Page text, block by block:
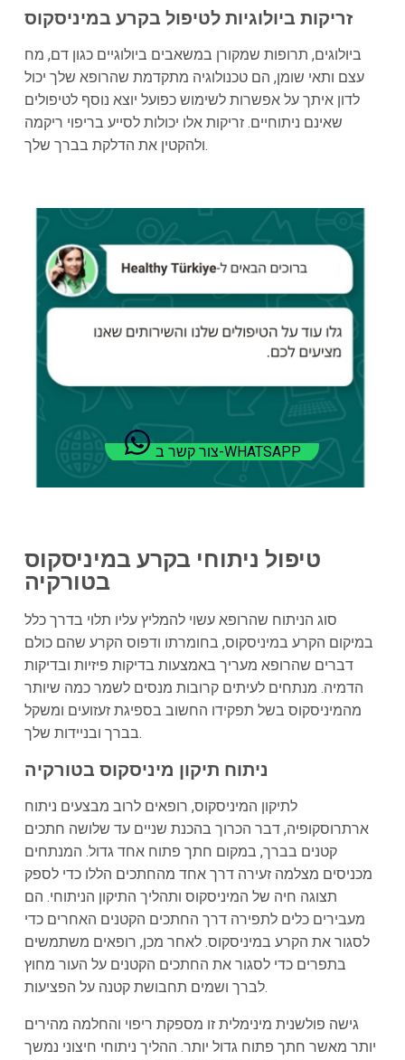
זריקות ביולוגיות לטיפול בקרע במיניסקוס
ביולוגים, תרופות שמקורן במשאבים ביולוגיים כגון דם, מח
עצם ותאי שומן, הם טכנולוגיה מתקדמת שהרופא שלך יכול
לדון איתך על אפשרות לשימוש כפועל יוצא נוסף לטיפולים
שאינם ניתוחיים. זריקות אלו יכולות לסייע בריפוי ריקמה
ולהקטין את הדלקת בברך שלך.
צור קשר ב-WHATSAPP
טיפול ניתוחי בקרע במיניסקוס
בטורקיה
סוג הניתוח שהרופא עשוי להמליץ עליו תלוי בדרך כלל
במיקום הקרע במיניסקוס, בחומרתו ודפוס הקרע שהם כולם
דברים שהרופא מעריך באמצעות בדיקות פיזיות ובדיקות
הדמיה. מנתחים לעיתים קרובות מנסים לשמר כמה שיותר
מהמיניסקוס בשל תפקידו החשוב בספיגת זעזועים ומשקל
בברך ובניידות שלך.
ניתוח תיקון מיניסקוס בטורקיה
לתיקון המיניסקוס, רופאים לרוב מבצעים ניתוח
ארתרוסקופיה, דבר הכרוך בהכנת שניים עד שלושה חתכים
קטנים בברך, במקום חתך פתוח אחד גדול. המנתחים
מכניסים מצלמה זעירה דרך אחד מהחתכים הללו כדי לספק
תצוגה חיה של המיניסקוס ותהליך התיקון הניתוחי. הם
מעבירים כלים לתפירה דרך החתכים הקטנים האחרים כדי
לסגור את הקרע במיניסקוס. לאחר מכן, רופאים משתמשים
בתפרים כדי לסגור את החתכים הקטנים על העור מחוץ
לברך ושמים תחבושת קטנה על הפציעות.
גישה פולשנית מינימלית זו מספקת ריפוי והחלמה מהירים
יותר מאשר חתך פתוח גדול יותר. ההליך ניתוחי חיצוני נמשך